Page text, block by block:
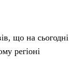
що на сьогодні
регіоні